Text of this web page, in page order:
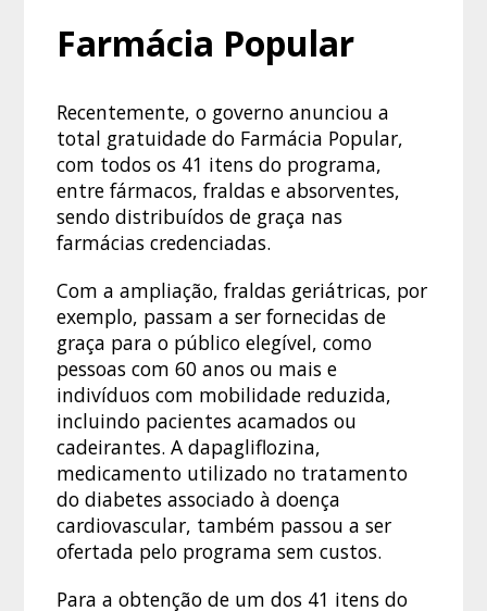
Farmácia Popular
Recentemente, o governo anunciou a
total gratuidade do Farmácia Popular,
com todos os 41 itens do programa,
entre fármacos, fraldas e absorventes,
sendo distribuídos de graça nas
farmácias credenciadas.
Com a ampliação, fraldas geriátricas, por
exemplo, passam a ser fornecidas de
graça para o público elegível, como
pessoas com 60 anos ou mais e
indivíduos com mobilidade reduzida,
incluindo pacientes acamados ou
cadeirantes. A dapagliflozina,
medicamento utilizado no tratamento
do diabetes associado à doença
cardiovascular, também passou a ser
ofertada pelo programa sem custos.
Para a obtenção de um dos 41 itens do